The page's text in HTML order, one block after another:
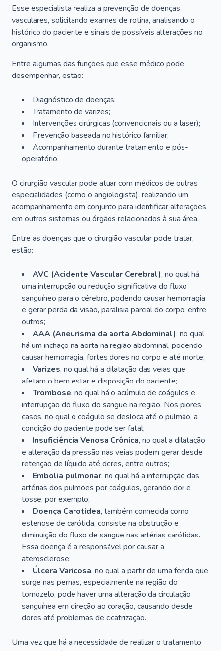
Esse especialista realiza a prevenção de doenças
vasculares, solicitando exames de rotina, analisando o
histórico do paciente e sinais de possíveis alterações no
organismo.
Entre algumas das funções que esse médico pode
desempenhar, estão:
Diagnóstico de doenças;
Tratamento de varizes;
Intervenções cirúrgicas (convencionais ou a laser);
Prevenção baseada no histórico familiar;
Acompanhamento durante tratamento e pós-
operatório.
O cirurgião vascular pode atuar com médicos de outras
especialidades (como o angiologista), realizando um
acompanhamento em conjunto para identificar alterações
em outros sistemas ou órgãos relacionados à sua área.
Entre as doenças que o cirurgião vascular pode tratar,
estão:
AVC (Acidente Vascular Cerebral), no qual há
uma interrupção ou redução significativa do fluxo
sanguíneo para o cérebro, podendo causar hemorragia
e gerar perda da visão, paralisia parcial do corpo, entre
outros;
AAA (Aneurisma da aorta Abdominal), no qual
há um inchaço na aorta na região abdominal, podendo
causar hemorragia, fortes dores no corpo e até morte;
Varizes, no qual há a dilatação das veias que
afetam o bem estar e disposição do paciente;
Trombose, no qual há o acúmulo de coágulos e
interrupção do fluxo do sangue na região. Nos piores
casos, no qual o coágulo se desloca até o pulmão, a
condição do paciente pode ser fatal;
Insuficiência Venosa Crônica, no qual a dilatação
e alteração da pressão nas veias podem gerar desde
retenção de líquido até dores, entre outros;
Embolia pulmonar, no qual há a interrupção das
artérias dos pulmões por coágulos, gerando dor e
tosse, por exemplo;
Doença Carotídea, também conhecida como
estenose de carótida, consiste na obstrução e
diminuição do fluxo de sangue nas artérias carótidas.
Essa doença é a responsável por causar a
aterosclerose;
Úlcera Varicosa, no qual a partir de uma ferida que
surge nas pernas, especialmente na região do
tornozelo, pode haver uma alteração da circulação
sanguínea em direção ao coração, causando desde
dores até problemas de cicatrização.
Uma vez que há a necessidade de realizar o tratamento